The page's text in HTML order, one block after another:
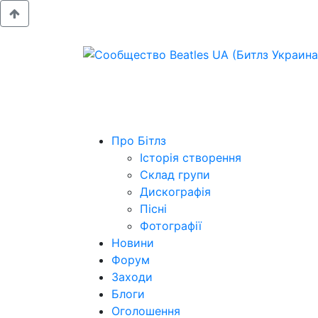
Про Бітлз
Історія створення
Склад групи
Дискографія
Пісні
Фотографії
Новини
Форум
Заходи
Блоги
Оголошення